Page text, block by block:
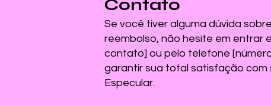
Contato
Se você tiver alguma dúvida
reembolso, não hesite em entrar
contato] ou pelo telefone
garantir sua total satisfação com
Especular.